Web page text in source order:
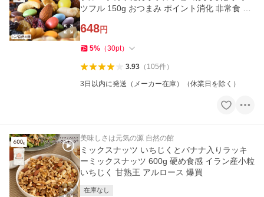
ツフル 150g おつまみ ポイント消化 非常食 爆
648円
5% （30pt）
3.93（ 105件）
3日以内に発送（メーカー在庫）（休業日を除く）
美味しさは元気の源 自然の館
ミックスナッツ いちじくとバナナ入りラッキ
ーミックスナッツ 600g 硬め食感 イラン産小粒
いちじく 甘熟王 アルロース 爆買
在庫なし